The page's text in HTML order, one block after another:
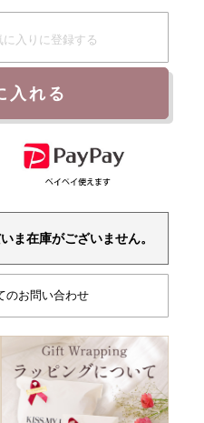
に入りに登録する
入れる
ま在庫がございません。
のお問い合わせ